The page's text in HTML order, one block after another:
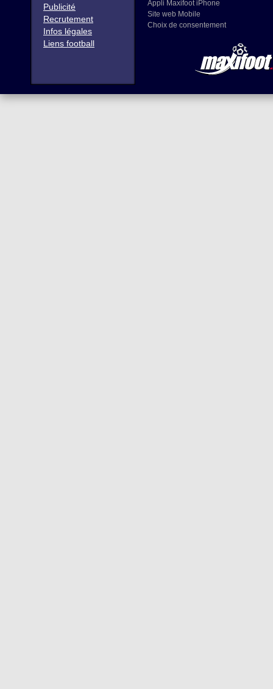
Publicité
Recrutement
Infos légales
Liens football
Appli Maxifoot iPhone
Site web Mobile
Choix de consentement